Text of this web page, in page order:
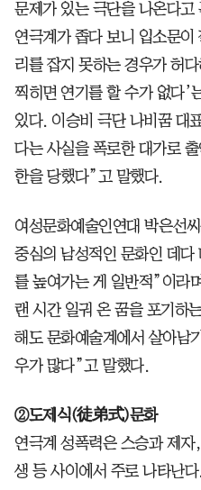
문제가 있는 극단을 나온다
연극계가 좁다 보니 입소문
리를 잡지 못하는 경우가 허
찍히면 연기를 할 수가 없다’
있다. 이승비 극단 나비꿈 대
다는 사실을 폭로한 대가로
한을 당했다”고 말했다.
여성문화예술인연대 박은선
중심의 남성적인 문화인 데
를 높여가는 게 일반적”이라
랜 시간 일궈 온 꿈을 포기하
해도 문화예술계에서 살아남
우가 많다”고 말했다.
②도제식(徒弟式)문화
연극계 성폭력은 스승과 제
생 등 사이에서 주로 나타난